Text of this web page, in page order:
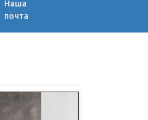
Наша
почта